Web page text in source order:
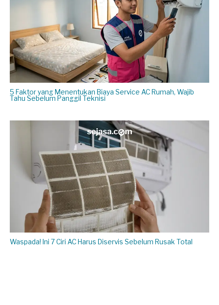
5 Faktor yang Menentukan Biaya Service AC Rumah, Wajib
Tahu Sebelum Panggil Teknisi
Waspada! Ini 7 Ciri AC Harus Diservis Sebelum Rusak Total